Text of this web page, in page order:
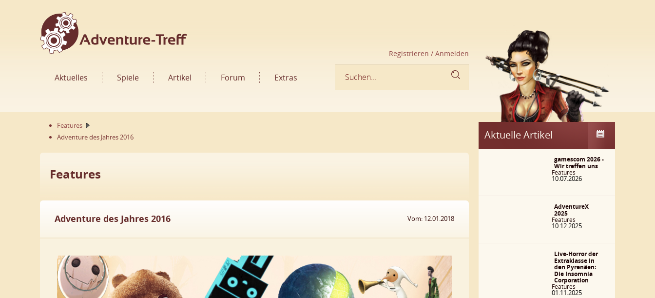
Registrieren / Anmelden
Aktuelles Spiele Artikel Forum Extras
Features
Adventure des Jahres 2016
Features
Adventure des Jahres 2016 Vom: 12.01.2018
Aktuelle Artikel
gamescom 2026 -
Wir treffen uns
Features
10.07.2026
AdventureX
2025
Features
10.12.2025
Live-Horror der
Extraklasse in
den Pyrenäen:
Die Insomnia
Corporation
Features
01.11.2025